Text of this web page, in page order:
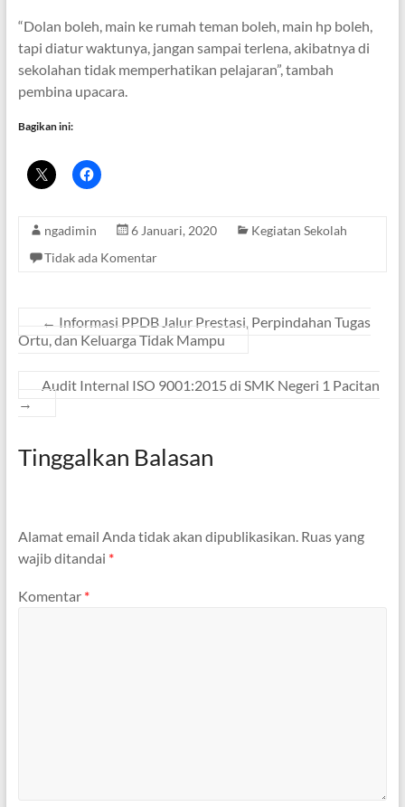
“Dolan boleh, main ke rumah teman boleh, main hp boleh,
tapi diatur waktunya, jangan sampai terlena, akibatnya di
sekolahan tidak memperhatikan pelajaran”, tambah
pembina upacara.
Bagikan ini:
ngadimin 6 Januari, 2020
Kegiatan Sekolah
Tidak ada Komentar
← Informasi PPDB Jalur Prestasi, Perpindahan Tugas
Ortu, dan Keluarga Tidak Mampu
Audit Internal ISO 9001:2015 di SMK Negeri 1 Pacitan
→
Tinggalkan Balasan
Alamat email Anda tidak akan dipublikasikan. Ruas yang
wajib ditandai *
Komentar *